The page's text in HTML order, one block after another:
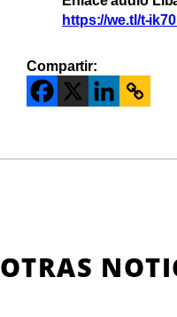
https://we.tl/t-
Compartir:
OTRAS